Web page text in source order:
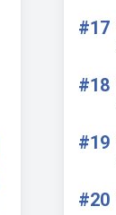
#17
#18
#19
#20